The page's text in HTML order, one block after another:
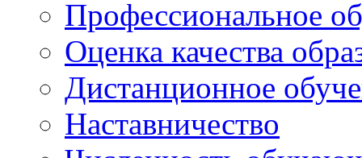
Профессиональное
Оценка качества
Дистанционное
Наставничество